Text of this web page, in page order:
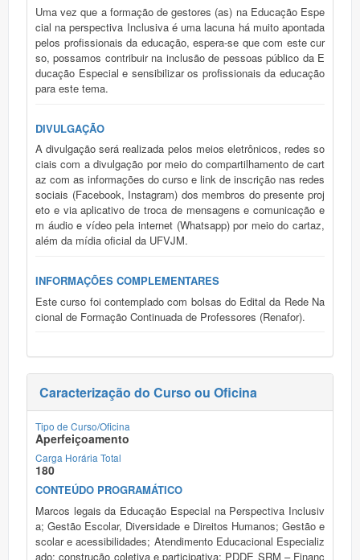
Uma vez que a formação de gestores (as) na Educação Espe
cial na perspectiva Inclusiva é uma lacuna há muito apontada
pelos profissionais da educação, espera-se que com este cur
so, possamos contribuir na inclusão de pessoas público da E
ducação Especial e sensibilizar os profissionais da educação
para este tema.
DIVULGAÇÃO
A divulgação será realizada pelos meios eletrônicos, redes so
ciais com a divulgação por meio do compartilhamento de cart
az com as informações do curso e link de inscrição nas redes
sociais (Facebook, Instagram) dos membros do presente proj
eto e via aplicativo de troca de mensagens e comunicação e
m áudio e vídeo pela internet (Whatsapp) por meio do cartaz,
além da mídia oficial da UFVJM.
INFORMAÇÕES COMPLEMENTARES
Este curso foi contemplado com bolsas do Edital da Rede Na
cional de Formação Continuada de Professores (Renafor).
Caracterização do Curso ou Oficina
Tipo de Curso/Oficina
Aperfeiçoamento
Carga Horária Total
180
CONTEÚDO PROGRAMÁTICO
Marcos legais da Educação Especial na Perspectiva Inclusiv
a; Gestão Escolar, Diversidade e Direitos Humanos; Gestão e
scolar e acessibilidades; Atendimento Educacional Especializ
ado: construção coletiva e participativa; PDDE SRM – Financ